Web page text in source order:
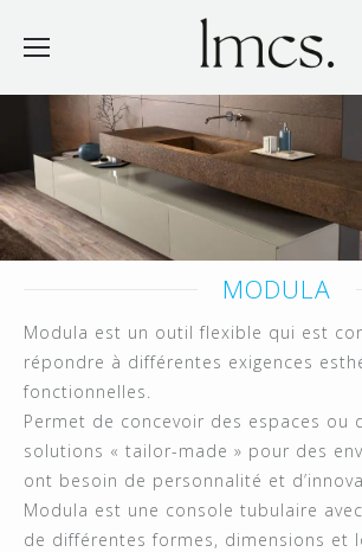
MODULA
Modula est un outil flexible qui est
répondre à différentes exigences
fonctionnelles.
Permet de concevoir des espaces ou
solutions « tailor-made » pour des
ont besoin de personnalité et
Modula est une console tubulaire
de différentes formes, dimensions et